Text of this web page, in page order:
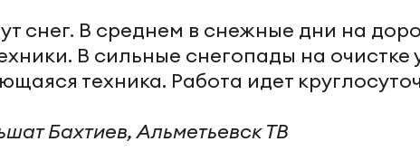
снег. В среднем в снежные дни на
В сильные снегопады на очистке
техника. Работа идет
Бахтиев, Альметьевск ТВ